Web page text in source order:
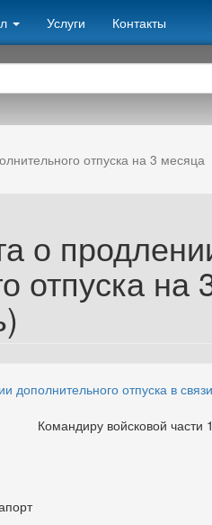
Услуги Контакты
отпуска на 3 месяца
о
отпуска на
дополнительного отпуска в
Командиру войсковой части